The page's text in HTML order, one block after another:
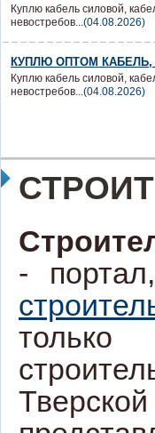
Куплю кабель силовой,
невостребов...(04.08.2026)
КУПЛЮ ОПТОМ
Куплю кабель силовой,
невостребов...(04.08.2026)
-
только